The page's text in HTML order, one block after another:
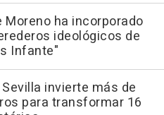
ha incorporado
ideológicos de
Infante"
invierte más de
para transformar 16